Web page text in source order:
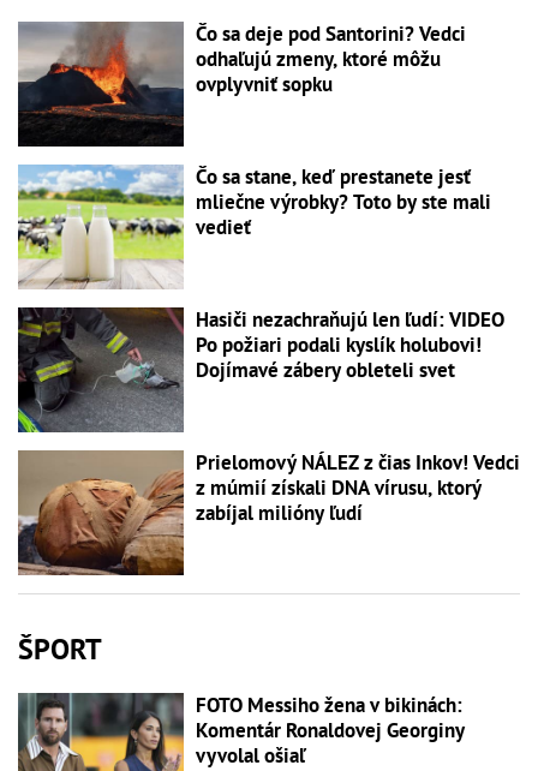
Čo sa deje pod Santorini? Vedci
odhaľujú zmeny, ktoré môžu
ovplyvniť sopku
Čo sa stane, keď prestanete jesť
mliečne výrobky? Toto by ste mali
vedieť
Hasiči nezachraňujú len ľudí: VIDEO
Po požiari podali kyslík holubovi!
Dojímavé zábery obleteli svet
Prielomový NÁLEZ z čias Inkov! Vedci
z múmií získali DNA vírusu, ktorý
zabíjal milióny ľudí
ŠPORT
FOTO Messiho žena v bikinách:
Komentár Ronaldovej Georginy
vyvolal ošiaľ